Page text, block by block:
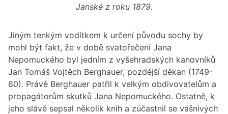
Janské z roku 1879.
Jiným tenkým vodítkem k určení původu sochy by
mohl být fakt, že v době svatořečení Jana
Nepomuckého byl jedním z vyšehradských kanovníků
Jan Tomáš Vojtěch Berghauer, pozdější děkan (1749-
60). Právě Berghauer patřil k velkým obdivovatelům a
propagátorům skutků Jana Nepomuckého. Ostatně, k
jeho slávě sepsal několik knih a zúčastnil se vášnivých